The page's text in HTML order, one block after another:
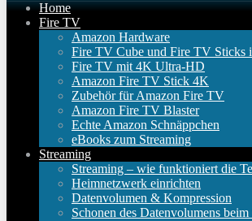
Home
Fire TV
Amazon Hardware
Fire TV Cube und Fire TV Sticks
Fire TV mit 4K Ultra-HD
Amazon Fire TV Stick 4K
Zubehör für Amazon Fire TV
Amazon Fire TV Blaster
Echte Amazon Schnäppchen
eBooks zum Streaming
Streaming
Streaming – wie funktioniert die
Heimnetzwerk einrichten
Datenvolumen & Kompression
Schonen des Datenvolumens beim